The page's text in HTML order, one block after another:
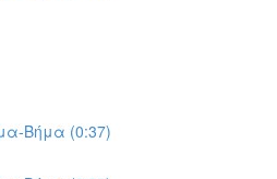
Βήμα (0:37)